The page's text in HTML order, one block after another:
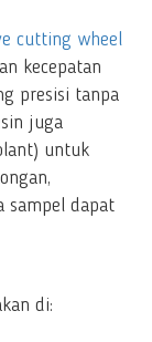
cutting wheel
kecepatan
presisi tanpa
juga
untuk
sampel dapat
di: